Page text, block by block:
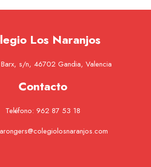
Los Naranjos
s/n, 46702 Gandia, Valencia
Contacto
Teléfono: 962 87 53 18